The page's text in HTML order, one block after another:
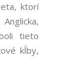
ktorí
tieto
kĺby,